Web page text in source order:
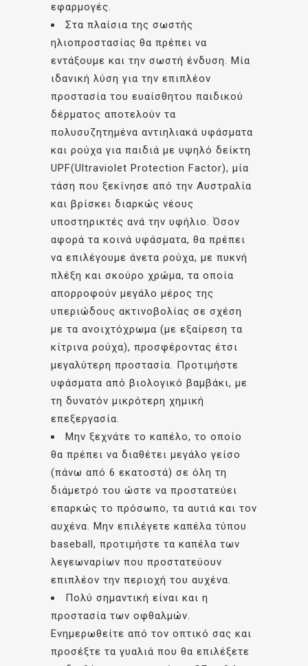
εφαρμογές.
Στα πλαίσια της σωστής
ηλιοπροστασίας θα πρέπει να
εντάξουμε και την σωστή ένδυση. Μία
ιδανική λύση για την επιπλέον
προστασία του ευαίσθητου παιδικού
δέρματος αποτελούν τα
πολυσυζητημένα αντιηλιακά υφάσματα
και ρούχα για παιδιά με υψηλό δείκτη
UPF(Ultraviolet Protection Factor), μία
τάση που ξεκίνησε από την Αυστραλία
και βρίσκει διαρκώς νέους
υποστηρικτές ανά την υφήλιο. Όσον
αφορά τα κοινά υφάσματα, θα πρέπει
να επιλέγουμε άνετα ρούχα, με πυκνή
πλέξη και σκούρο χρώμα, τα οποία
απορροφούν μεγάλο μέρος της
υπεριώδους ακτινοβολίας σε σχέση
με τα ανοιχτόχρωμα (με εξαίρεση τα
κίτρινα ρούχα), προσφέροντας έτσι
μεγαλύτερη προστασία. Προτιμήστε
υφάσματα από βιολογικό βαμβάκι, με
τη δυνατόν μικρότερη χημική
επεξεργασία.
Μην ξεχνάτε το καπέλο, το οποίο
θα πρέπει να διαθέτει μεγάλο γείσο
(πάνω από 6 εκατοστά) σε όλη τη
διάμετρό του ώστε να προστατεύει
επαρκώς το πρόσωπο, τα αυτιά και τον
αυχένα. Μην επιλέγετε καπέλα τύπου
baseball, προτιμήστε τα καπέλα των
λεγεωναρίων που προστατεύουν
επιπλέον την περιοχή του αυχένα.
Πολύ σημαντική είναι και η
προστασία των οφθαλμών.
Ενημερωθείτε από τον οπτικό σας και
προσέξτε τα γυαλιά που θα επιλέξετε